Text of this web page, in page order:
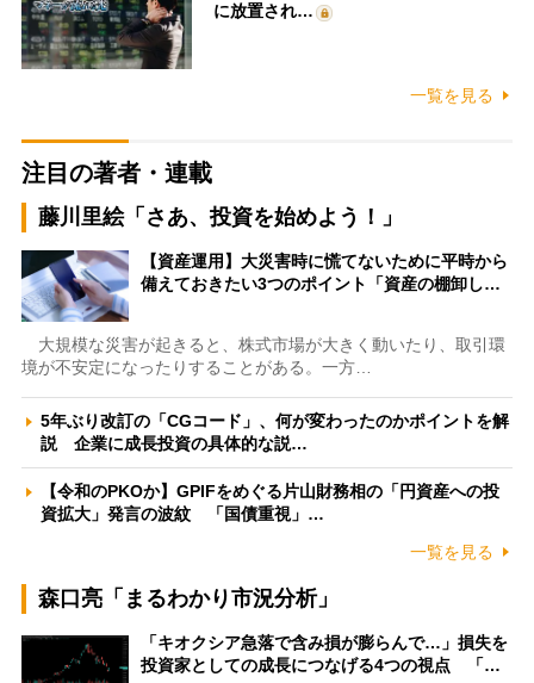
に放置され…
一覧を見る
注目の著者・連載
藤川里絵「さあ、投資を始めよう！」
【資産運用】大災害時に慌てないために平時から
備えておきたい3つのポイント「資産の棚卸し…
大規模な災害が起きると、株式市場が大きく動いたり、取引環
境が不安定になったりすることがある。一方…
5年ぶり改訂の「CGコード」、何が変わったのかポイントを解
説 企業に成長投資の具体的な説…
【令和のPKOか】GPIFをめぐる片山財務相の「円資産への投
資拡大」発言の波紋 「国債重視」…
一覧を見る
森口亮「まるわかり市況分析」
「キオクシア急落で含み損が膨らんで…」損失を
投資家としての成長につなげる4つの視点 「…